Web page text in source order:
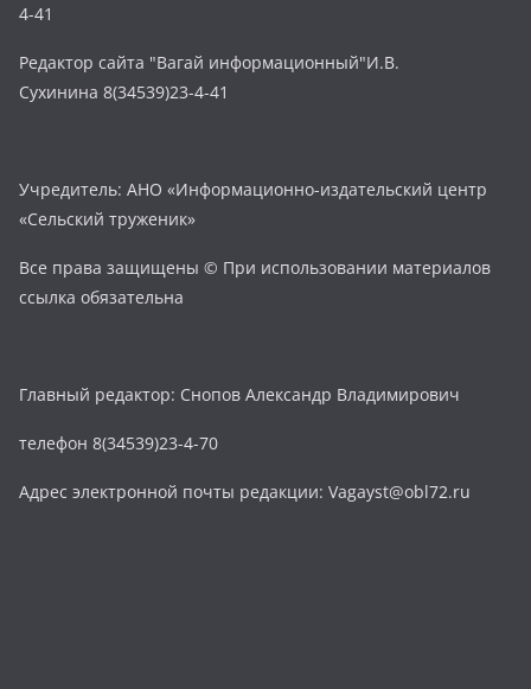
4-41
Редактор сайта "Вагай информационный"И.В.
Сухинина 8(34539)23-4-41
Учредитель: АНО «Информационно-издательский центр
«Сельский труженик»
Все права защищены © При использовании материалов
ссылка обязательна
Главный редактор: Снопов Александр Владимирович
телефон 8(34539)23-4-70
Адрес электронной почты редакции: Vagayst@obl72.ru